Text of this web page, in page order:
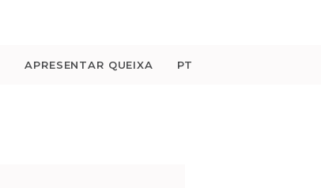
APRESENTAR QUEIXA PT